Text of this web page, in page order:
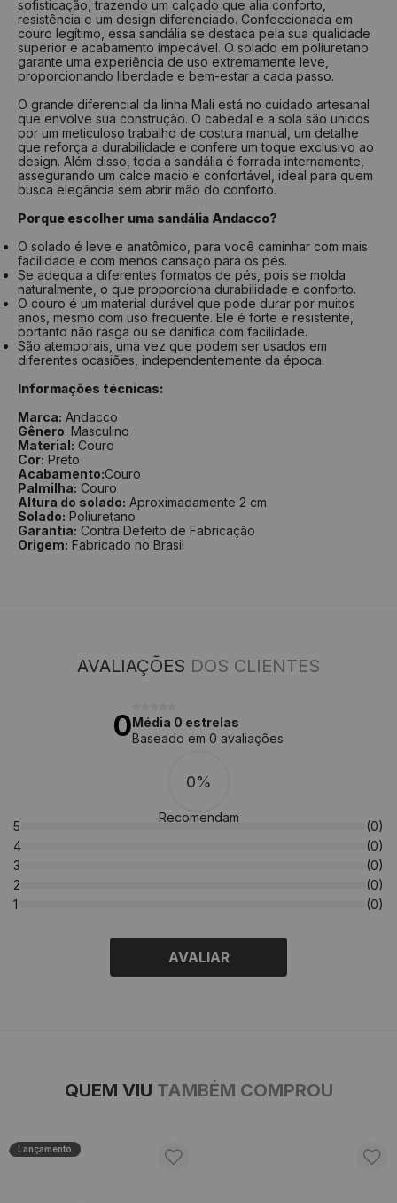
sofisticação, trazendo um calçado que alia conforto,
resistência e um design diferenciado. Confeccionada em
couro legítimo, essa sandália se destaca pela sua qualidade
superior e acabamento impecável. O solado em poliuretano
garante uma experiência de uso extremamente leve,
proporcionando liberdade e bem-estar a cada passo.
O grande diferencial da linha Mali está no cuidado artesanal
que envolve sua construção. O cabedal e a sola são unidos
por um meticuloso trabalho de costura manual, um detalhe
que reforça a durabilidade e confere um toque exclusivo ao
design. Além disso, toda a sandália é forrada internamente,
assegurando um calce macio e confortável, ideal para quem
busca elegância sem abrir mão do conforto.
Porque escolher uma sandália Andacco?
O solado é leve e anatômico, para você caminhar com mais
facilidade e com menos cansaço para os pés.
Se adequa a diferentes formatos de pés, pois se molda
naturalmente, o que proporciona durabilidade e conforto.
O couro é um material durável que pode durar por muitos
anos, mesmo com uso frequente. Ele é forte e resistente,
portanto não rasga ou se danifica com facilidade.
São atemporais, uma vez que podem ser usados em
diferentes ocasiões, independentemente da época.
Informações técnicas:
Marca: Andacco
Gênero: Masculino
Material: Couro
Cor: Preto
Acabamento:Couro
Palmilha: Couro
Altura do solado: Aproximadamente 2 cm
Solado: Poliuretano
Garantia: Contra Defeito de Fabricação
Origem: Fabricado no Brasil
AVALIAÇÕES DOS CLIENTES
0Média 0 estrelas
Baseado em 0 avaliações
0%
Recomendam
5
(0)
4
(0)
3
(0)
2
(0)
1
(0)
AVALIAR
QUEM VIU TAMBÉM COMPROU
Lançamento